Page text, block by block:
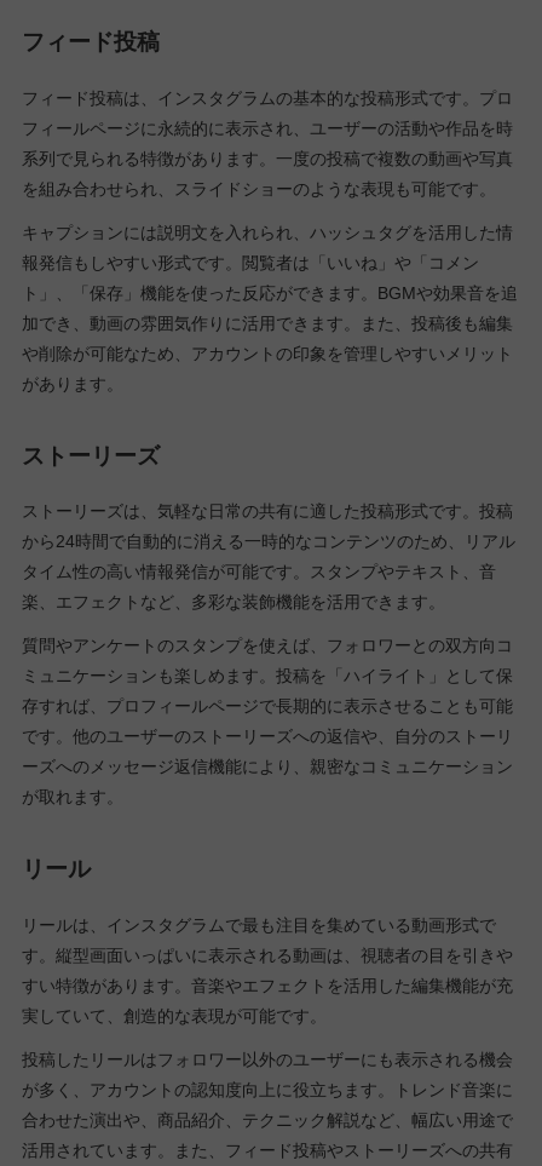
フィード投稿
フィード投稿は、インスタグラムの基本的な投稿形式です。プロ
フィールページに永続的に表示され、ユーザーの活動や作品を時
系列で見られる特徴があります。一度の投稿で複数の動画や写真
を組み合わせられ、スライドショーのような表現も可能です。
キャプションには説明文を入れられ、ハッシュタグを活用した情
報発信もしやすい形式です。閲覧者は「いいね」や「コメン
ト」、「保存」機能を使った反応ができます。BGMや効果音を追
加でき、動画の雰囲気作りに活用できます。また、投稿後も編集
や削除が可能なため、アカウントの印象を管理しやすいメリット
があります。
ストーリーズ
ストーリーズは、気軽な日常の共有に適した投稿形式です。投稿
から24時間で自動的に消える一時的なコンテンツのため、リアル
タイム性の高い情報発信が可能です。スタンプやテキスト、音
楽、エフェクトなど、多彩な装飾機能を活用できます。
質問やアンケートのスタンプを使えば、フォロワーとの双方向コ
ミュニケーションも楽しめます。投稿を「ハイライト」として保
存すれば、プロフィールページで長期的に表示させることも可能
です。他のユーザーのストーリーズへの返信や、自分のストーリ
ーズへのメッセージ返信機能により、親密なコミュニケーション
が取れます。
リール
リールは、インスタグラムで最も注目を集めている動画形式で
す。縦型画面いっぱいに表示される動画は、視聴者の目を引きや
すい特徴があります。音楽やエフェクトを活用した編集機能が充
実していて、創造的な表現が可能です。
投稿したリールはフォロワー以外のユーザーにも表示される機会
が多く、アカウントの認知度向上に役立ちます。トレンド音楽に
合わせた演出や、商品紹介、テクニック解説など、幅広い用途で
活用されています。また、フィード投稿やストーリーズへの共有